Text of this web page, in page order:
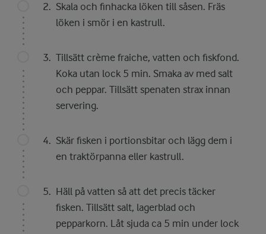
Skala och finhacka löken till såsen. Fräs
löken i smör i en kastrull.
Tillsätt crème fraiche, vatten och fiskfond.
Koka utan lock 5 min. Smaka av med salt
och peppar. Tillsätt spenaten strax innan
servering.
Skär fisken i portionsbitar och lägg dem i
en traktörpanna eller kastrull.
Häll på vatten så att det precis täcker
fisken. Tillsätt salt, lagerblad och
pepparkorn. Låt sjuda ca 5 min under lock